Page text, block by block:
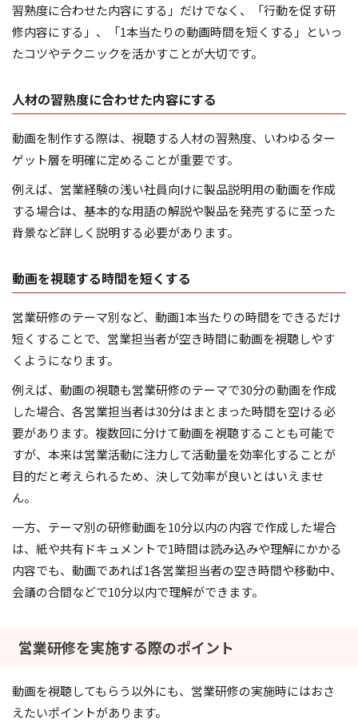
習熟度に合わせた内容にする」だけでなく、「行動を促す研
修内容にする」、「1本当たりの動画時間を短くする」といっ
たコツやテクニックを活かすことが大切です。
人材の習熟度に合わせた内容にする
動画を制作する際は、視聴する人材の習熟度、いわゆるター
ゲット層を明確に定めることが重要です。
例えば、営業経験の浅い社員向けに製品説明用の動画を作成
する場合は、基本的な用語の解説や製品を発売するに至った
背景など詳しく説明する必要があります。
動画を視聴する時間を短くする
営業研修のテーマ別など、動画1本当たりの時間をできるだけ
短くすることで、営業担当者が空き時間に動画を視聴しやす
くようになります。
例えば、動画の視聴も営業研修のテーマで30分の動画を作成
した場合、各営業担当者は30分はまとまった時間を空ける必
要があります。複数回に分けて動画を視聴することも可能で
すが、本来は営業活動に注力して活動量を効率化することが
目的だと考えられるため、決して効率が良いとはいえませ
ん。
一方、テーマ別の研修動画を10分以内の内容で作成した場合
は、紙や共有ドキュメントで1時間は読み込みや理解にかかる
内容でも、動画であれば1各営業担当者の空き時間や移動中、
会議の合間などで10分以内で理解ができます。
営業研修を実施する際のポイント
動画を視聴してもらう以外にも、営業研修の実施時にはおさ
えたいポイントがあります。